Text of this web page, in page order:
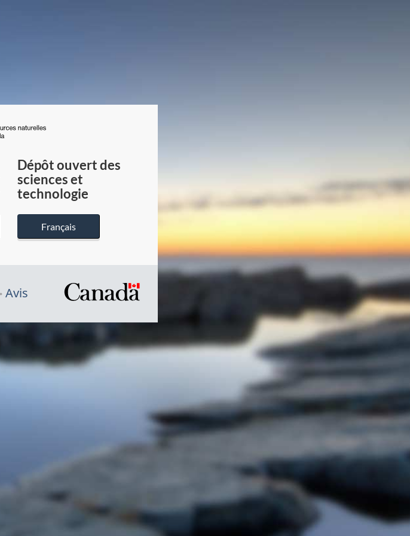
du
Canada
Dépôt ouvert des
sciences et
technologie
Français
Avis
/
Symbole
gouvernement